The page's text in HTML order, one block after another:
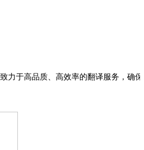
高品质、高效率的翻译服务，确保服